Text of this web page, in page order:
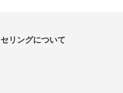
リングについて